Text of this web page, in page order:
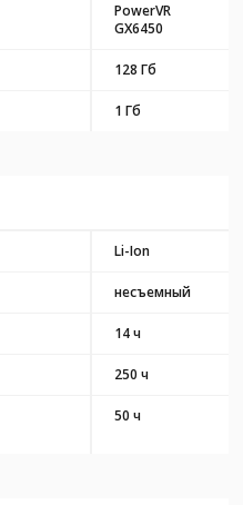
PowerVR
GX6450
128 Гб
1 Гб
Li-Ion
несъемный
14 ч
250 ч
50 ч